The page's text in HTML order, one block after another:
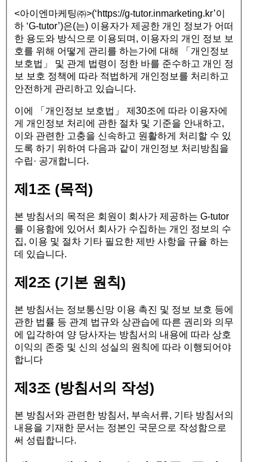
<아이엔마케팅㈜>(‘https://g-tutor.inmarketing.kr’이
하 ‘G-tutor’)은(는) 이용자가 제공한 개인 정보가 어떠
한 용도와 방식으로 이용되며, 이용자의 개인 정보 보
호를 위해 어떻게 관리를 하는가에 대해 「개인정보
보호법」 및 관계 법령이 정한 바를 준수하고 개인 정
보 보호 정책에 따라 적법하게 개인정보를 처리하고
안전하게 관리하고 있습니다.
이에 「개인정보 보호법」 제30조에 따라 이용자에
게 개인정보 처리에 관한 절차 및 기준을 안내하고,
이와 관련한 고충을 신속하고 원활하게 처리할 수 있
도록 하기 위하여 다음과 같이 개인정보 처리방침을
수립· 공개합니다.
제1조 (목적)
본 방침서의 목적은 회원이 회사가 제공하는 G-tutor
를 이용함에 있어서 회사가 수집하는 개인 정보의 수
집, 이용 및 절차 기타 필요한 제반 사항을 규율 하는
데 있습니다.
제2조 (기본 원칙)
본 방침서는 정보통신망 이용 촉진 및 정보 보호 등에
관한 법률 등 관계 법규와 상관습에 따른 권리와 의무
에 입각하여 양 당사자는 방침서의 내용에 따라 상호
이익의 존중 및 신의 성실의 원칙에 따라 이행되어야
합니다
제3조 (방침서의 작성)
본 방침서와 관련한 방침서, 부속서류, 기타 방침서의
내용을 기재한 문서는 정본인 국문으로 작성함으로
써 성립합니다.